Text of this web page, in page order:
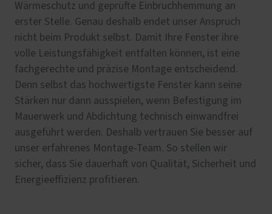
Wärmeschutz und geprüfte Einbruchhemmung an
erster Stelle. Genau deshalb endet unser Anspruch
nicht beim Produkt selbst. Damit Ihre Fenster ihre
volle Leistungsfähigkeit entfalten können, ist eine
fachgerechte und präzise Montage entscheidend.
Denn selbst das hochwertigste Fenster kann seine
Stärken nur dann ausspielen, wenn Befestigung im
Mauerwerk und Abdichtung technisch einwandfrei
ausgeführt werden. Deshalb vertrauen Sie besser auf
unser erfahrenes Montage-Team. So stellen wir
sicher, dass Sie dauerhaft von Qualität, Sicherheit und
Energieeffizienz profitieren.